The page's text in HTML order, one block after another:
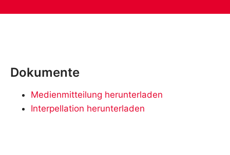
Dokumente
Medienmitteilung herunterladen
Interpellation herunterladen